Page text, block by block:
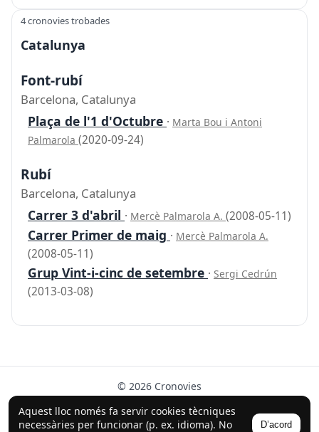
Aquest lloc només fa servir cookies tècniques
necessàries per funcionar (p. ex. idioma). No
D’acord
4 cronovies trobades
Catalunya
Font-rubí
Barcelona, Catalunya
Plaça de l'1 d'Octubre · Marta Bou i Antoni
Palmarola (2020-09-24)
Rubí
Barcelona, Catalunya
Carrer 3 d'abril · Mercè Palmarola A. (2008-05-11)
Carrer Primer de maig · Mercè Palmarola A.
(2008-05-11)
Grup Vint-i-cinc de setembre · Sergi Cedrún
(2013-03-08)
© 2026 Cronovies
Història als carrers · Desenvolupat amb l’ajuda de la IA
(ChatGPT).